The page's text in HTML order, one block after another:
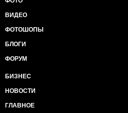
ВИДЕО
ФОТОШОПЫ
БЛОГИ
ФОРУМ
БИЗНЕС
НОВОСТИ
ГЛАВНОЕ